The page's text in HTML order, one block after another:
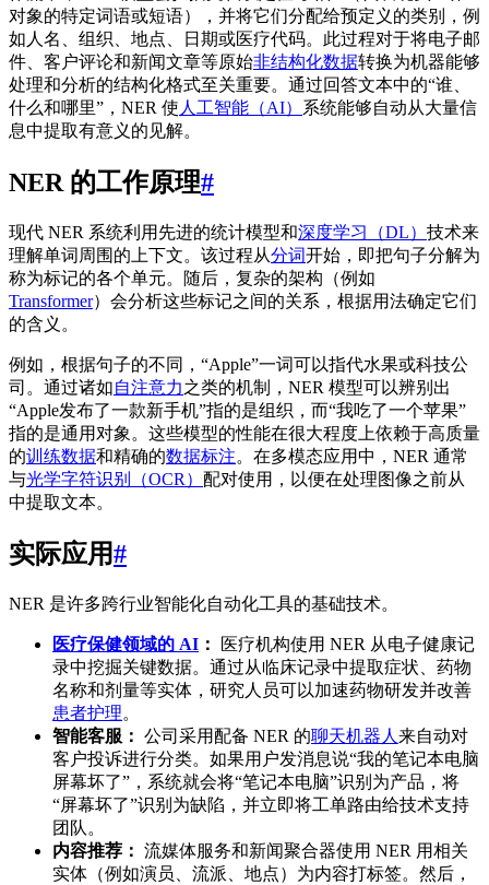
对象的特定词语或短语），并将它们分配给预定义的类别，例
如人名、组织、地点、日期或医疗代码。此过程对于将电子邮
件、客户评论和新闻文章等原始非结构化数据转换为机器能够
处理和分析的结构化格式至关重要。通过回答文本中的“谁、
什么和哪里”，NER 使 人工智能（AI） 系统能够自动从大量信
息中提取有意义的见解。
NER 的工作原理#
现代 NER 系统利用先进的统计模型和深度学习（DL） 技术来
理解单词周围的上下文。该过程从分词开始，即把句子分解为
称为标记的各个单元。随后，复杂的架构（例如
Transformer）会分析这些标记之间的关系，根据用法确定它们
的含义。
例如，根据句子的不同，“Apple”一词可以指代水果或科技公
司。通过诸如自注意力之类的机制，NER 模型可以辨别出
“Apple发布了一款新手机”指的是组织，而“我吃了一个苹果”
指的是通用对象。这些模型的性能在很大程度上依赖于高质量
的训练数据和精确的数据标注。在多模态应用中，NER 通常
与光学字符识别（OCR） 配对使用，以便在处理图像之前从
中提取文本。
实际应用#
NER 是许多跨行业智能化自动化工具的基础技术。
医疗保健领域的 AI ：
医疗机构使用 NER 从电子健康记
录中挖掘关键数据。通过从临床记录中提取症状、药物
名称和剂量等实体，研究人员可以加速药物研发并改善
患者护理。
智能客服： 公司采用配备 NER 的聊天机器人 来自动对
客户投诉进行分类。如果用户发消息说“我的笔记本电脑
屏幕坏了”，系统就会将“笔记本电脑”识别为产品，将
“屏幕坏了”识别为缺陷，并立即将工单路由给技术支持
团队。
内容推荐： 流媒体服务和新闻聚合器使用 NER 用相关
实体（例如演员、流派、地点）为内容打标签。然后，